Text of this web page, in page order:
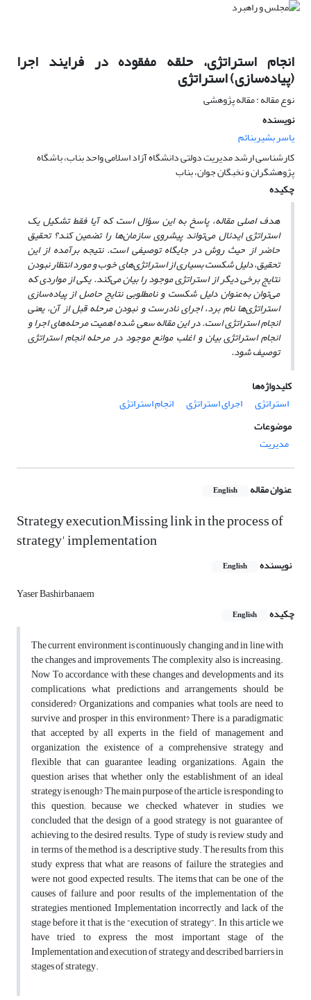
انجام استراتژی، حلقه مفقوده در فرایند اجرا
(پیاده‌سازی) استراتژی
نوع مقاله : مقاله پژوهشی
نویسنده
یاسر بشیربنائم
کارشناسی ارشد مدیریت دولتی دانشگاه آزاد اسلامی واحد بناب، باشگاه
پژوهشگران و نخبگان جوان، بناب
چکیده
هدف اصلی مقاله، پاسخ به این سؤال است که آیا فقط تشکیل یک
استراتژی ایدئال می‌تواند پیشروی سازمان‌ها را تضمین کند؟ تحقیق
حاضر از حیث روش در جایگاه توصیفی است. نتیجه برآمده از این
تحقیق، دلیل شکست بسیاری از استراتژی‌های خوب و مورد انتظار نبودن
نتایج برخی دیگر از استراتژی موجود را بیان می‌کند. یکی از مواردی که
می‌توان به‌عنوان دلیل شکست و نامطلوبی نتایج حاصل از پیاده‌سازی‌
استراتژی‌ها نام برد، اجرای نادرست و نبودن مرحله قبل از آن، یعنی
انجام استراتژی است. در این مقاله سعی شده اهمیت مرحله‌های اجرا و
انجام استراتژی بیان و اغلب موانع موجود در مرحله انجام استراتژی
توصیف شود.
کلیدواژه‌ها
استراتژی
اجرای استراتژی
انجام استراتژی
موضوعات
مدیریت
عنوان مقاله English
Strategy execution,Missing link in the process of
strategy' implementation
نویسنده English
Yaser Bashirbanaem
چکیده
English
The current environment is continuously changing and in line with
the changes and improvements, The complexity also is increasing.
Now To accordance with these changes and developments and its
complications, what predictions and arrangements should be
considered? Organizations and companies what tools are need to
survive and prosper in this environment? There is a paradigmatic
that accepted by all experts in the field of management and
organization, the existence of a comprehensive strategy and
flexible that can guarantee leading organizations. Again, the
question arises that whether only the establishment of an ideal
strategy is enough? The main purpose of the article is responding to
this question; because we checked whatever in studies, we
concluded that the design of a good strategy is not guarantee of
achieving to the desired results. Type of study is review study and
in terms of the method is a descriptive study. The results from this
study express that what are reasons of failure the strategies and
were not good expected results. The items that can be one of the
causes of failure and poor results of the implementation of the
strategies mentioned, Implementation incorrectly and lack of the
stage before it that is the “execution of strategy”. In this article we
have tried to express the most important stage of the
Implementation and execution of strategy and described barriers in
stages of strategy.